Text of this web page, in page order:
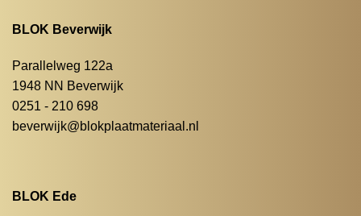
BLOK Beverwijk
Parallelweg 122a
1948 NN Beverwijk
0251 - 210 698
beverwijk@blokplaatmateriaal.nl
BLOK Ede